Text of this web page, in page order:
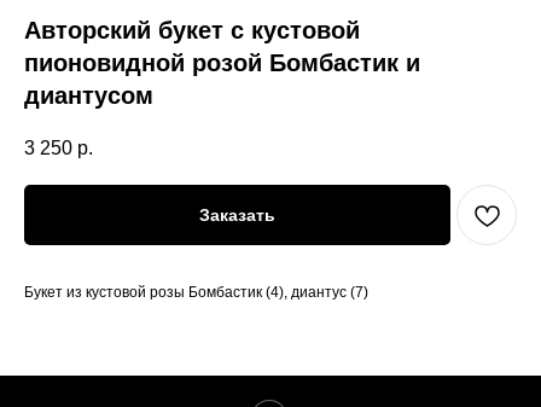
Авторский букет с кустовой
пионовидной розой Бомбастик и
диантусом
3 250 р.
Заказать
Букет из кустовой розы Бомбастик (4), диантус (7)